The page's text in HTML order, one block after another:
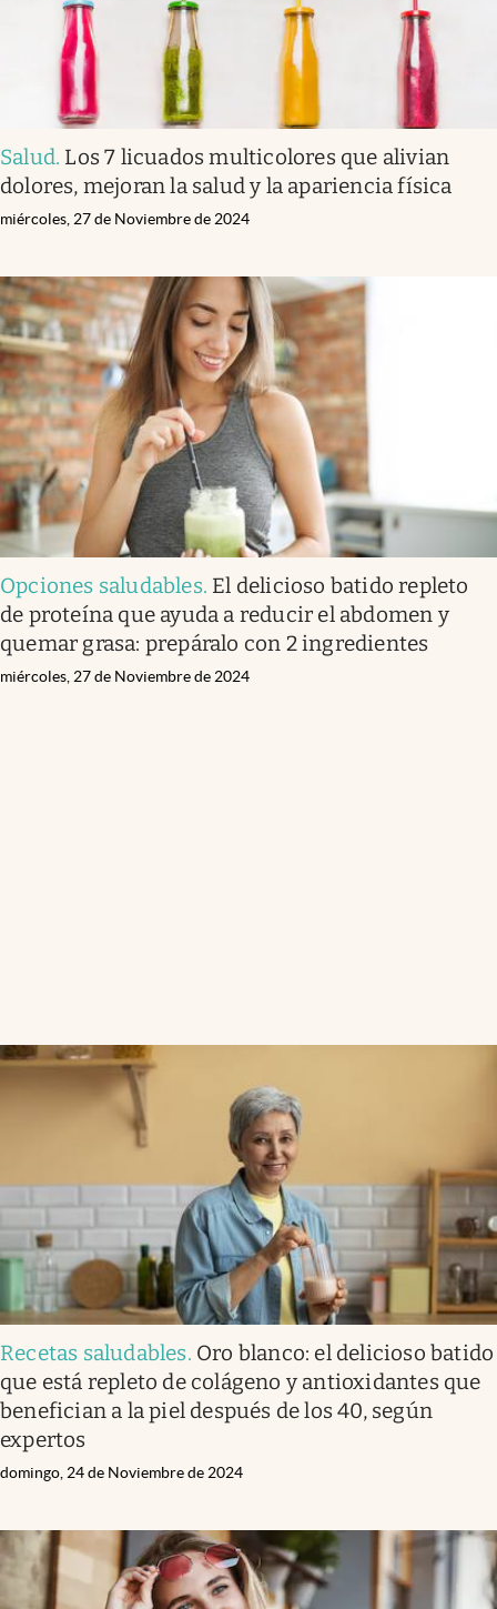
Salud. Los 7 licuados multicolores que alivian
dolores, mejoran la salud y la apariencia física
miércoles, 27 de Noviembre de 2024
Opciones saludables. El delicioso batido repleto
de proteína que ayuda a reducir el abdomen y
quemar grasa: prepáralo con 2 ingredientes
miércoles, 27 de Noviembre de 2024
Recetas saludables. Oro blanco: el delicioso batido
que está repleto de colágeno y antioxidantes que
benefician a la piel después de los 40, según
expertos
domingo, 24 de Noviembre de 2024